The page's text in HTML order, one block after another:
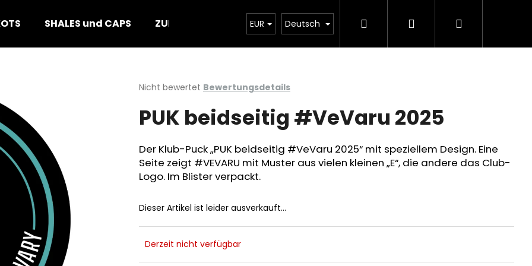
SHALES und CAPS ZUBEHÖR PUCKS BEKLEIDUNG KOLLEKTIONEN
EUR Deutsch SuchenLogin Warenkorb
Die
Produktbewertung
ist
von
5
Sternen.
Nicht bewertet Bewertungsdetails
PUK beidseitig #VeVaru 2025
Der Klub-Puck „PUK beidseitig #VeVaru 2025“ mit speziellem Design. Eine
Seite zeigt #VEVARU mit Muster aus vielen kleinen „E“, die andere das Club-
Logo. Im Blister verpackt.
Dieser Artikel ist leider ausverkauft…
Derzeit nicht verfügbar
SUCHEN
Wir empfehlen